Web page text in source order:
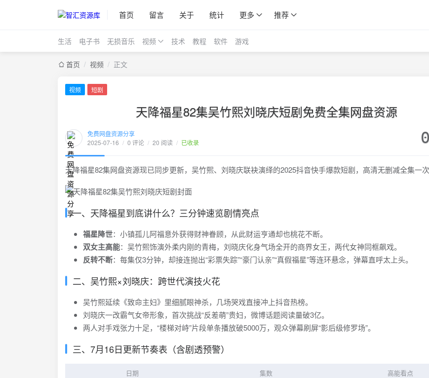
首页 留言 关于 统计 更多 推荐
生活 电子书 无损音乐 视频 技术 教程 软件 游戏
首页 / 视频 / 正文
视频 短剧
天降福星82集吴竹熙刘晓庆短剧免费全集网盘资源
免费网盘资源分享
2025-07-16 / 0 评论 / 20 阅读 / 已收录
天降福星82集网盘资源现已同步更新，吴竹熙、刘晓庆联袂演绎的2025抖音快手爆款短剧，高清无删减全集一次
一、天降福星到底讲什么？三分钟速览剧情亮点
福星降世：小镇孤儿阿福意外获得财神眷顾，从此财运亨通却也桃花不断。
双女主高能：吴竹熙饰演外柔内刚的青梅，刘晓庆化身气场全开的商界女王，两代女神同框飙戏。
反转不断：每集仅3分钟，却接连抛出“彩票失踪”“豪门认亲”“真假福星”等连环悬念，弹幕直呼太上头。
二、吴竹熙×刘晓庆：跨世代演技火花
吴竹熙延续《致命主妇》里细腻眼神杀，几场哭戏直接冲上抖音热榜。
刘晓庆一改霸气女帝形象，首次挑战“反差萌”贵妇，微博话题阅读量破3亿。
两人对手戏张力十足，“楼梯对峙”片段单条播放破5000万，观众弹幕刷屏“影后级修罗场”。
三、7月16日更新节奏表（含剧透预警）
日期 集数
高能看点